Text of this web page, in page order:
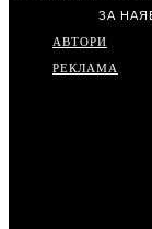
ЗА
АВТОРИ
РЕКЛАМА